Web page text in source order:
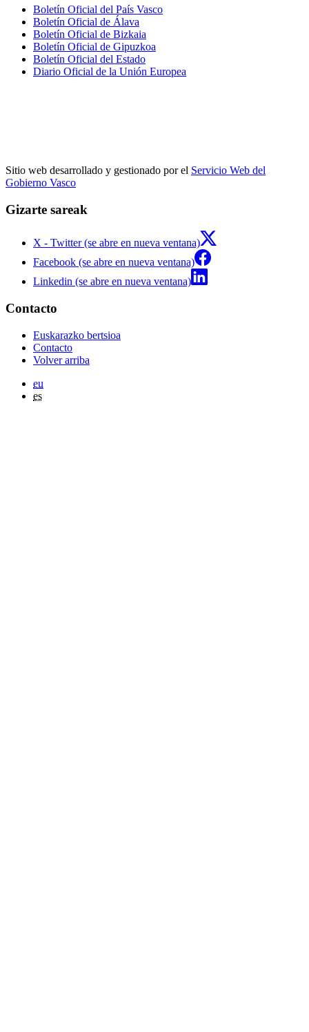
Boletín Oficial del País Vasco
Boletín Oficial de Álava
Boletín Oficial de Bizkaia
Boletín Oficial de Gipuzkoa
Boletín Oficial del Estado
Diario Oficial de la Unión Europea
Sitio web desarrollado y gestionado por el Servicio Web del
Gobierno Vasco
Gizarte sareak
X - Twitter (se abre en nueva ventana)
Facebook (se abre en nueva ventana)
Linkedin (se abre en nueva ventana)
Contacto
Euskarazko bertsioa
Contacto
Volver arriba
eu
es